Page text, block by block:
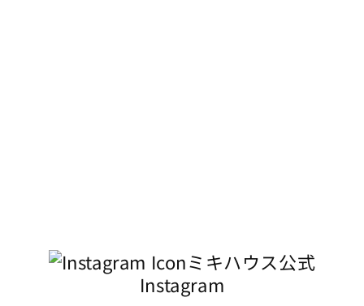
ミキハウス公式
Instagram